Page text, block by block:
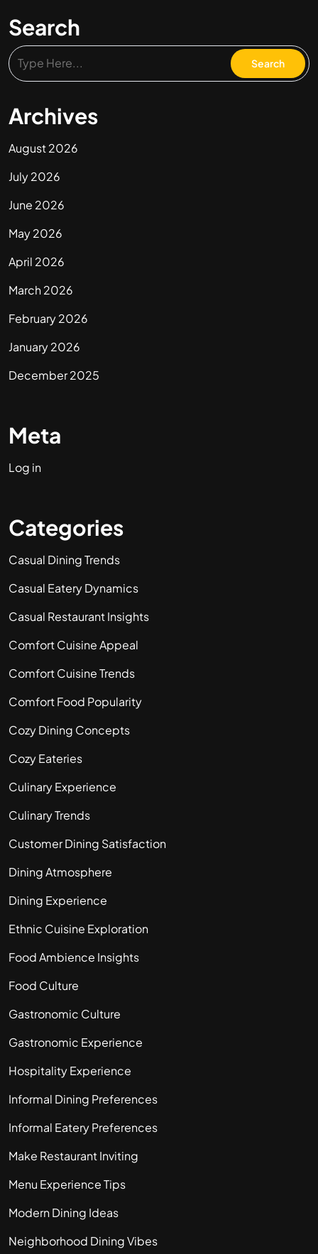
Search
Archives
August 2026
July 2026
June 2026
May 2026
April 2026
March 2026
February 2026
January 2026
December 2025
Meta
Log in
Categories
Casual Dining Trends
Casual Eatery Dynamics
Casual Restaurant Insights
Comfort Cuisine Appeal
Comfort Cuisine Trends
Comfort Food Popularity
Cozy Dining Concepts
Cozy Eateries
Culinary Experience
Culinary Trends
Customer Dining Satisfaction
Dining Atmosphere
Dining Experience
Ethnic Cuisine Exploration
Food Ambience Insights
Food Culture
Gastronomic Culture
Gastronomic Experience
Hospitality Experience
Informal Dining Preferences
Informal Eatery Preferences
Make Restaurant Inviting
Menu Experience Tips
Modern Dining Ideas
Neighborhood Dining Vibes